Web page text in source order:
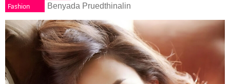
Fashion Benyada Pruedthinalin